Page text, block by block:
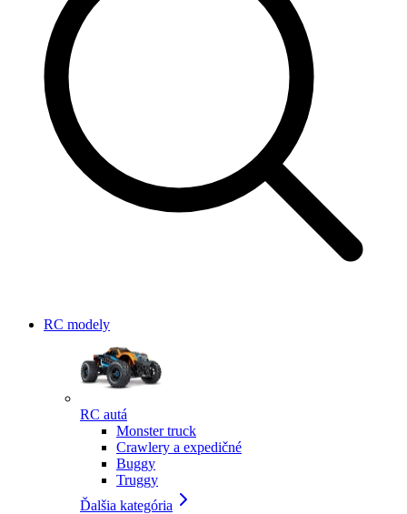
RC modely
RC autá
Monster truck
Crawlery a expedičné
Buggy
Truggy
Ďalšia kategória